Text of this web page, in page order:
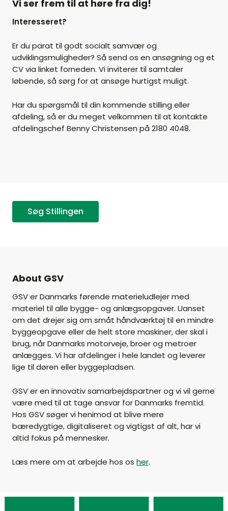
Vi ser frem til at høre fra dig!
Interesseret?
Er du parat til godt socialt samvær og
udviklingsmuligheder? Så send os en ansøgning og et
CV via linket forneden. Vi inviterer til samtaler
løbende, så sørg for at ansøge hurtigst muligt.
Har du spørgsmål til din kommende stilling eller
afdeling, så er du meget velkommen til at kontakte
afdelingschef Benny Christensen på 2180 4048.
Søg Stillingen
About GSV
GSV er Danmarks førende materieludlejer med
materiel til alle bygge- og anlægsopgaver. Uanset
om det drejer sig om småt håndværktøj til en mindre
byggeopgave eller de helt store maskiner, der skal i
brug, når Danmarks motorveje, broer og metroer
anlægges. Vi har afdelinger i hele landet og leverer
lige til døren eller byggepladsen.
GSV er en innovativ samarbejdspartner og vi vil gerne
være med til at tage ansvar for Danmarks fremtid.
Hos GSV søger vi henimod at blive mere
bæredygtige, digitaliseret og vigtigst af alt, har vi
altid fokus på mennesker.
Læs mere om at arbejde hos os her.